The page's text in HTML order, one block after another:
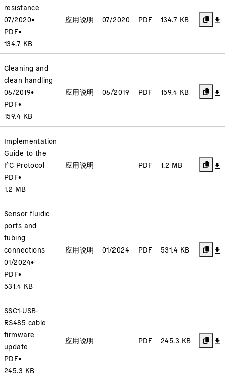
resistance
07/2020•
PDF•
134.7 KB
应用说明 07/2020 PDF 134.7 KB
Cleaning and
clean handling
06/2019•
PDF•
159.4 KB
应用说明 06/2019 PDF 159.4 KB
Implementation
Guide to the
I²C Protocol
PDF•
1.2 MB
应用说明 PDF 1.2 MB
Sensor fluidic
ports and
tubing
connections
01/2024•
PDF•
531.4 KB
应用说明 01/2024 PDF 531.4 KB
SSC1-USB-
RS485 cable
firmware
update
PDF•
245.3 KB
应用说明 PDF 245.3 KB